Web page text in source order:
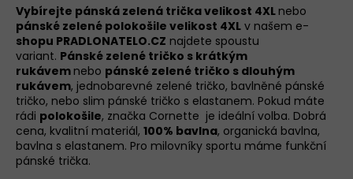
Vybírejte pánská zelená trička velikost 4XL nebo
pánské zelené polokošile velikost 4XL v našem e-
shopu PRADLONATELO.CZ najdete spoustu
variant. Pánské zelené tričko s krátkým
rukávem nebo pánské zelené tričko s dlouhým
rukávem, jednobarevné zelené tričko, bavlněné pánské
tričko, nebo slim pánské tričko s elastanem. Pokud máte
rádi polokošile, značka Cornette je ideální volba. Dobrá
cena, kvalitní materiál, 100% bavlna, organická bavlna,
bavlna s elastanem. Pro milovníky sportu máme funkční
pánské trička.
ř
e
b
u
j
e
t
e